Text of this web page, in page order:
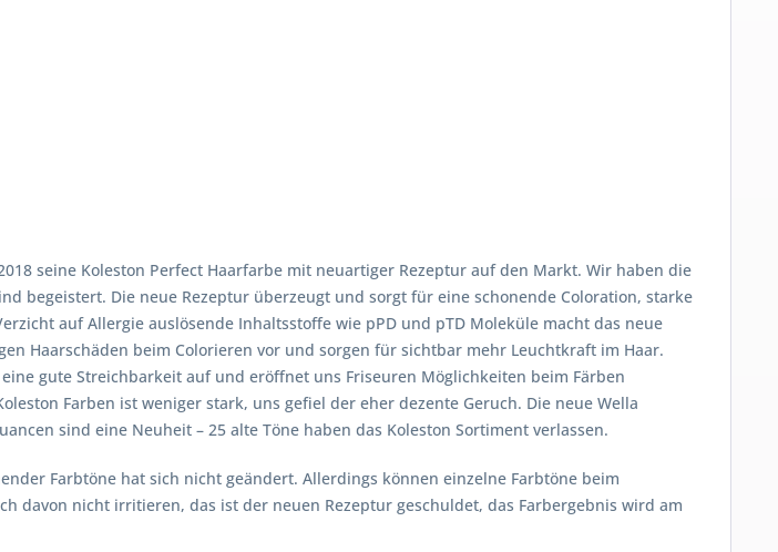
seine Koleston Perfect Haarfarbe mit neuartiger Rezeptur auf den Markt. Wir haben die
begeistert. Die neue Rezeptur überzeugt und sorgt für eine schonende Coloration, starke
auf Allergie auslösende Inhaltsstoffe wie pPD und pTD Moleküle macht das neue
Haarschäden beim Colorieren vor und sorgen für sichtbar mehr Leuchtkraft im Haar.
gute Streichbarkeit auf und eröffnet uns Friseuren Möglichkeiten beim Färben
Farben ist weniger stark, uns gefiel der eher dezente Geruch. Die neue Wella
sind eine Neuheit – 25 alte Töne haben das Koleston Sortiment verlassen.
Farbtöne hat sich nicht geändert. Allerdings können einzelne Farbtöne beim
davon nicht irritieren, das ist der neuen Rezeptur geschuldet, das Farbergebnis wird am